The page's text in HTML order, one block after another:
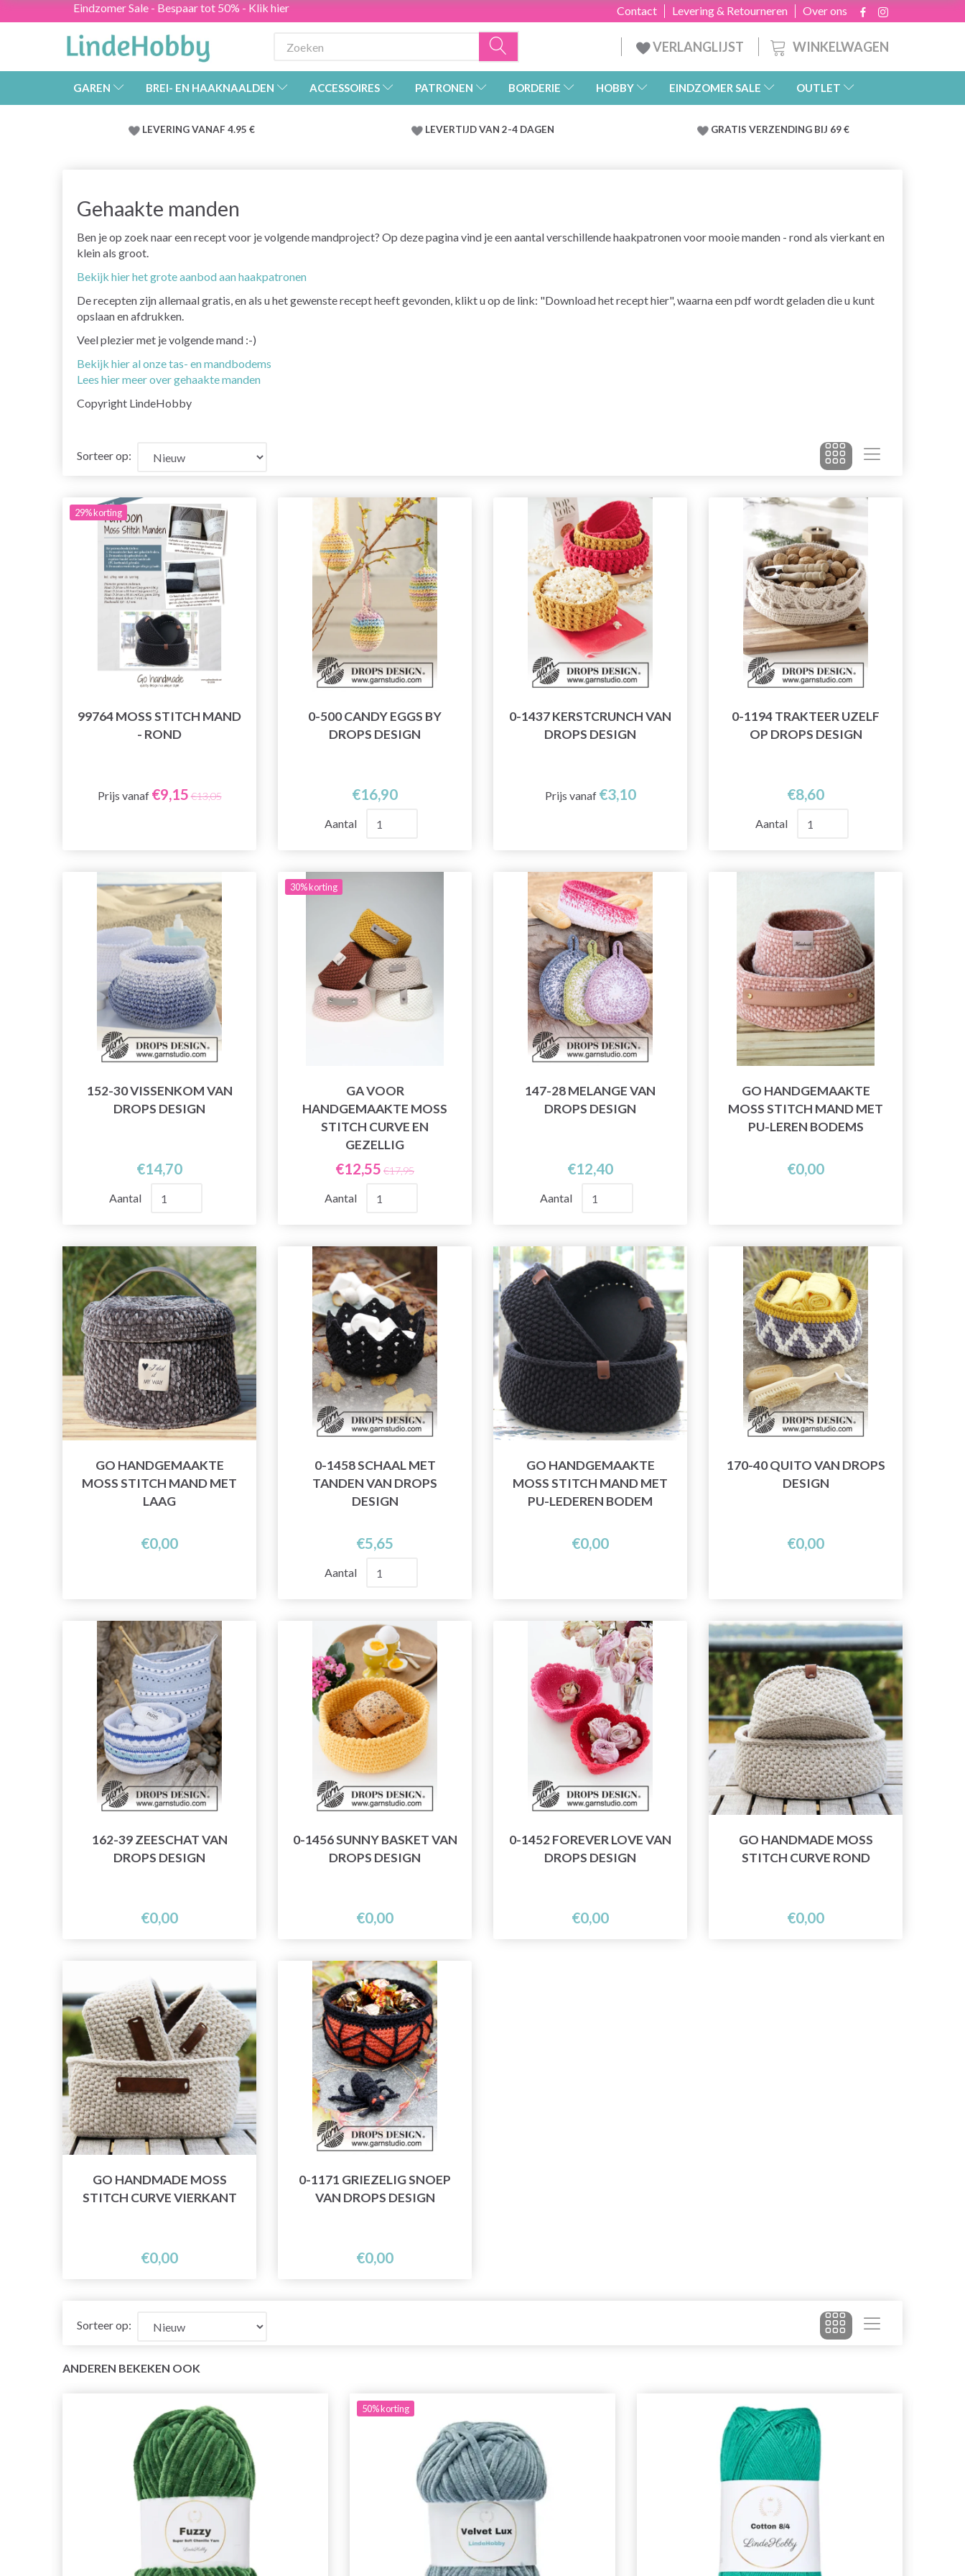
Eindzomer Sale - Bespaar tot 50% - Klik hier Over ons
Levering & Retourneren
Contact
WINKELWAGEN
VERLANGLIJST
GAREN BREI- EN HAAKNAALDEN ACCESSOIRES PATRONEN BORDERIE HOBBY EINDZOMER SALE OUTLET
LEVERING VANAF 4.95 € LEVERTIJD VAN 2-4 DAGEN GRATIS VERZENDING BIJ 69 €
Gehaakte manden
Ben je op zoek naar een recept voor je volgende mandproject? Op deze pagina vind je een aantal verschillende haakpatronen voor mooie manden - rond als vierkant en
klein als groot.
Bekijk hier het grote aanbod aan haakpatronen
De recepten zijn allemaal gratis, en als u het gewenste recept heeft gevonden, klikt u op de link: "Download het recept hier", waarna een pdf wordt geladen die u kunt
opslaan en afdrukken.
Veel plezier met je volgende mand :-)
Bekijk hier al onze tas- en mandbodems
Lees hier meer over gehaakte manden
Copyright LindeHobby
Sorteer op:
29% korting
99764 MOSS STITCH MAND
- ROND
Prijs vanaf €9,15 €13,05
0-500 CANDY EGGS BY
DROPS DESIGN
€16,90
Aantal
0-1437 KERSTCRUNCH VAN
DROPS DESIGN
Prijs vanaf €3,10
0-1194 TRAKTEER UZELF
OP DROPS DESIGN
€8,60
Aantal
152-30 VISSENKOM VAN
DROPS DESIGN
€14,70
Aantal
30% korting
GA VOOR
HANDGEMAAKTE MOSS
STITCH CURVE EN
GEZELLIG
€12,55 €17,95
Aantal
147-28 MELANGE VAN
DROPS DESIGN
€12,40
Aantal
GO HANDGEMAAKTE
MOSS STITCH MAND MET
PU-LEREN BODEMS
€0,00
GO HANDGEMAAKTE
MOSS STITCH MAND MET
LAAG
€0,00
0-1458 SCHAAL MET
TANDEN VAN DROPS
DESIGN
€5,65
Aantal
GO HANDGEMAAKTE
MOSS STITCH MAND MET
PU-LEDEREN BODEM
€0,00
170-40 QUITO VAN DROPS
DESIGN
€0,00
162-39 ZEESCHAT VAN
DROPS DESIGN
€0,00
0-1456 SUNNY BASKET VAN
DROPS DESIGN
€0,00
0-1452 FOREVER LOVE VAN
DROPS DESIGN
€0,00
GO HANDMADE MOSS
STITCH CURVE ROND
€0,00
GO HANDMADE MOSS
STITCH CURVE VIERKANT
€0,00
0-1171 GRIEZELIG SNOEP
VAN DROPS DESIGN
€0,00
Sorteer op:
ANDEREN BEKEKEN OOK
50%korting